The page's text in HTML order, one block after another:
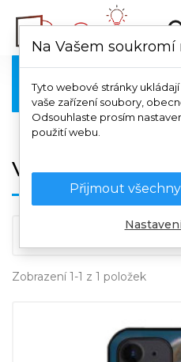
Vivo
Vivo X80
Zobrazení 1-1 z 1 položek
Na Vašem soukromí
Tyto webové stránky
vaše zařízení soubory,
Odsouhlaste prosím
použití webu.
Přijmout